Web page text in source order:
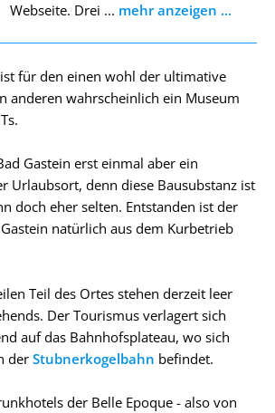
Webseite. Drei ... mehr anzeigen ...
für den einen wohl der ultimative
anderen wahrscheinlich ein Museum
Gastein erst einmal aber ein
Urlaubsort, denn diese Bausubstanz ist
doch eher selten. Entstanden ist der
natürlich aus dem Kurbetrieb
Teil des Ortes stehen derzeit leer
Der Tourismus verlagert sich
auf das Bahnhofsplateau, wo sich
der Stubnerkogelbahn befindet.
der Belle Epoque - also von